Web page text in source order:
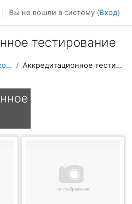
Вы не вошли в систему (Вход)
тестирование
Витрина курсов 3KL Аккредитационное тестирование